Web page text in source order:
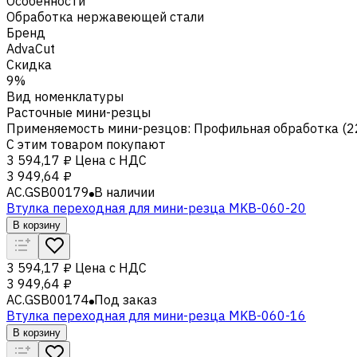
Обработка нержавеющей стали
Бренд
AdvaCut
Скидка
9%
Вид номенклатуры
Расточные мини-резцы
Применяемость мини-резцов: Профильная обработка
С этим товаром покупают
3 594,17 ₽ Цена с НДС
3 949,64 ₽
AC.GSB00179 В наличии
Втулка переходная для мини-резца MKB-060-20
В корзину
3 594,17 ₽ Цена с НДС
3 949,64 ₽
AC.GSB00174 Под заказ
Втулка переходная для мини-резца MKB-060-16
В корзину